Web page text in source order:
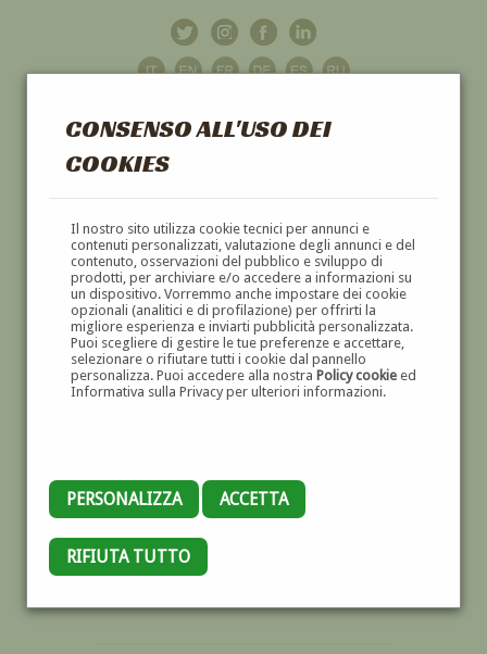
CONSENSO ALL'USO DEI
COOKIES
Il nostro sito utilizza cookie tecnici per annunci e
contenuti personalizzati, valutazione degli annunci e del
contenuto, osservazioni del pubblico e sviluppo di
prodotti, per archiviare e/o accedere a informazioni su
un dispositivo. Vorremmo anche impostare dei cookie
opzionali (analitici e di profilazione) per offrirti la
migliore esperienza e inviarti pubblicità personalizzata.
Puoi scegliere di gestire le tue preferenze e accettare,
selezionare o rifiutare tutti i cookie dal pannello
personalizza. Puoi accedere alla nostra Policy cookieed
Informativa sulla Privacy per ulteriori informazioni.
PERSONALIZZA ACCETTA
RIFIUTA TUTTO
GALLERIAD'ARTE
DIPINTI E SCULTURE '800 E '900